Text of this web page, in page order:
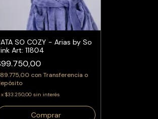
SO COZY - Arias by So
Art: 11804
con Transferencia o
x $33.250,00 sin interés
Comprar